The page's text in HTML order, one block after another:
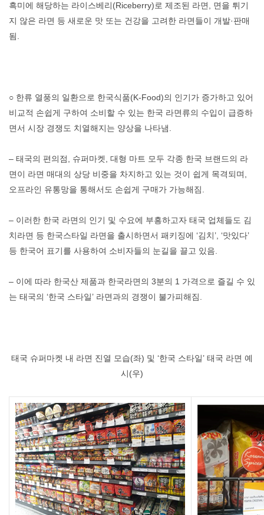
흑미에 해당하는 라이스베리(Riceberry)로 제조된 라면, 면을 튀기
지 않은 라면 등 새로운 맛 또는 건강을 고려한 라면들이 개발·판매
됨.
○ 한류 열풍의 일환으로 한국식품(K-Food)의 인기가 증가하고 있어
비교적 손쉽게 구하여 소비할 수 있는 한국 라면류의 수입이 급증하
면서 시장 경쟁도 치열해지는 양상을 나타냄.
– 태국의 편의점, 슈퍼마켓, 대형 마트 모두 각종 한국 브랜드의 라
면이 라면 매대의 상당 비중을 차지하고 있는 것이 쉽게 목격되며,
오프라인 유통망을 통해서도 손쉽게 구매가 가능해짐.
– 이러한 한국 라면의 인기 및 수요에 부흥하고자 태국 업체들도 김
치라면 등 한국스타일 라면을 출시하면서 패키징에 ‘김치’, ‘맛있다’
등 한국어 표기를 사용하여 소비자들의 눈길을 끌고 있음.
– 이에 따라 한국산 제품과 한국라면의 3분의 1 가격으로 즐길 수 있
는 태국의 ‘한국 스타일’ 라면과의 경쟁이 불가피해짐.
태국 슈퍼마켓 내 라면 진열 모습(좌) 및 ‘한국 스타일’ 태국 라면 예
시(우)